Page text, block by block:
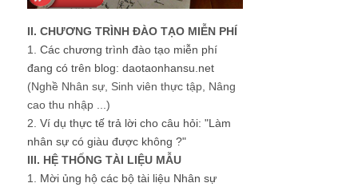
II. CHƯƠNG TRÌNH ĐÀO TẠO MIỄN PHÍ
1. Các chương trình đào tạo miễn phí
đang có trên blog: daotaonhansu.net
(Nghề Nhân sự, Sinh viên thực tập, Nâng
cao thu nhập ...)
2. Ví dụ thực tế trả lời cho câu hỏi: "Làm
nhân sự có giàu được không ?"
III. HỆ THỐNG TÀI LIỆU MẪU
1. Mời ủng hộ các bộ tài liệu Nhân sự